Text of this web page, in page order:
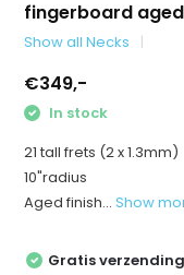
fingerboard
Show all Necks
€349,-
In stock
21 tall frets (2 x 1.3mm)
10"radius
Aged finish...Show
Gratis